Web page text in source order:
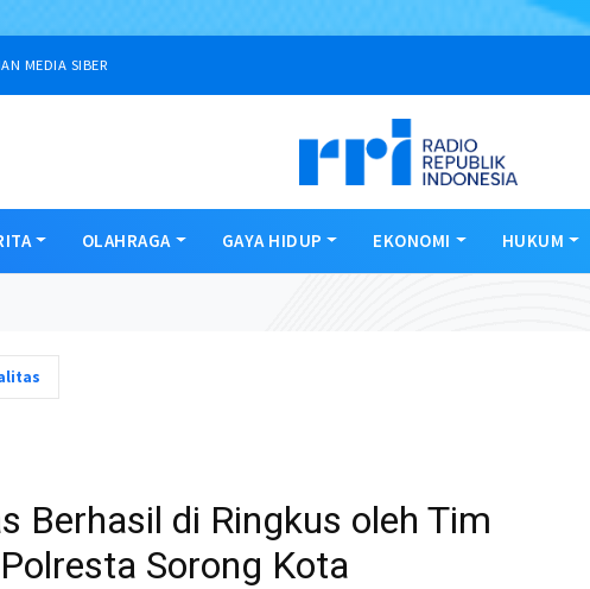
MEDIA SIBER
OLAHRAGA GAYA HIDUP EKONOMI HUKUM
Berhasil di Ringkus oleh Tim
Sorong Kota